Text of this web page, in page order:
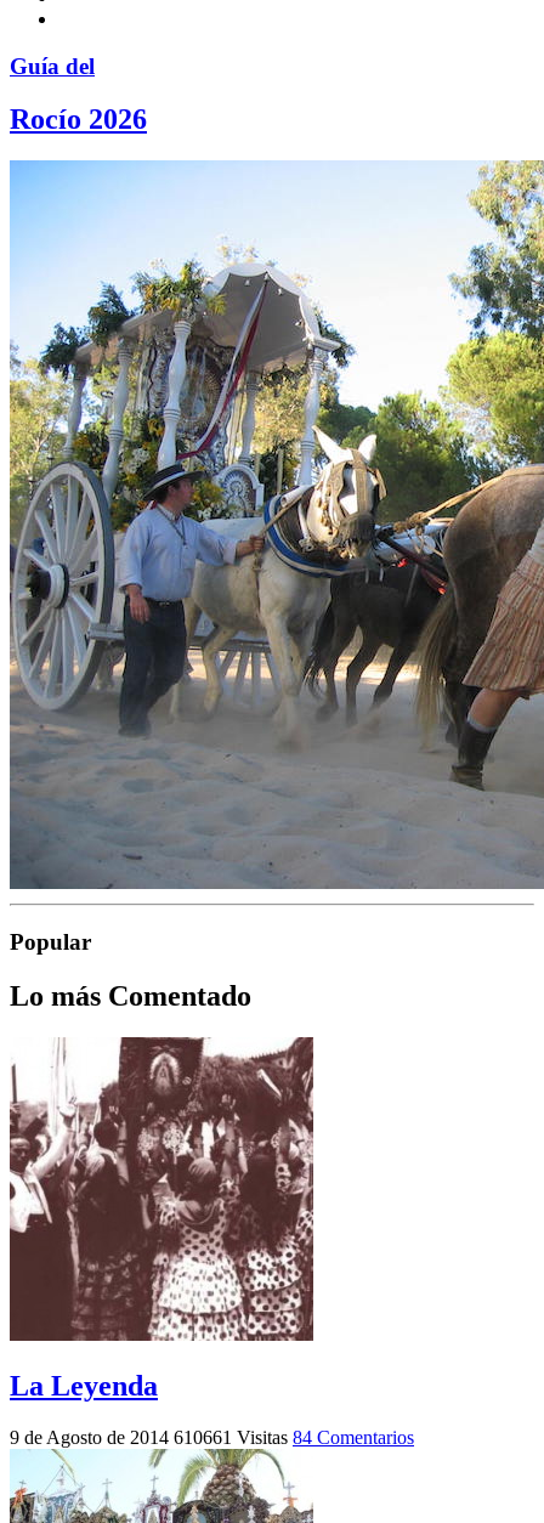
Guía del
Rocío 2026
Popular
Lo más Comentado
La Leyenda
9 de Agosto de 2014 610661 Visitas 84 Comentarios